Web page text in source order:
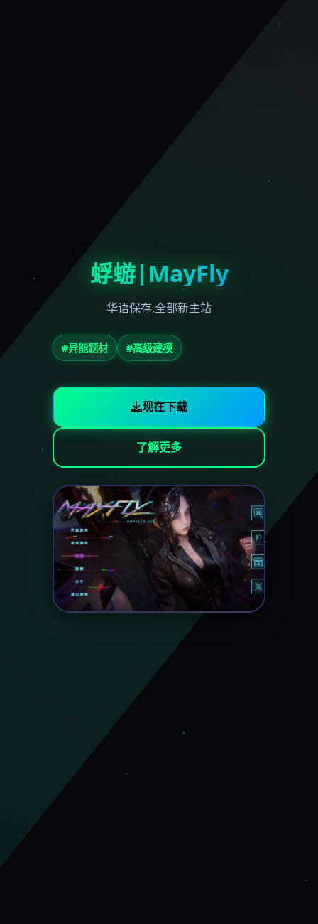
蜉蝣|MayFly
华语保存,全部新主站
#异能题材 #高级建模
现在下载
了解更多